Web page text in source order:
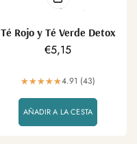
Té Rojo y Té Verde Detox
Precio
€5,15
4.91 (43)
AÑADIR A LA CESTA